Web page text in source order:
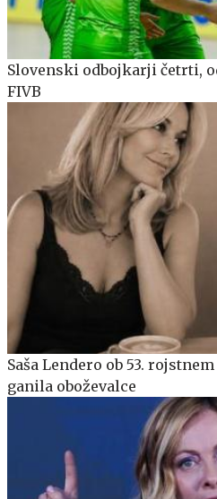
Slovenski odbojkarji četrti,
FIVB
Saša Lendero ob 53.
ganila oboževalce